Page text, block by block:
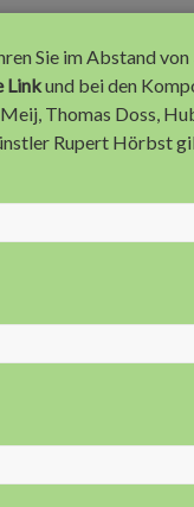
Sie im Abstand
Linkund bei den
Thomas Doss,
Rupert Hörbst